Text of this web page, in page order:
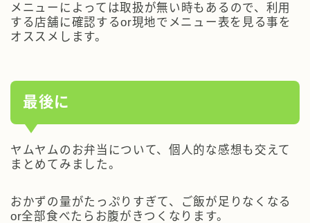
メニューによっては取扱が無い時もあるので、利用
する店舗に確認するor現地でメニュー表を見る事を
オススメします。
最後に
ヤムヤムのお弁当について、個人的な感想も交えて
まとめてみました。
おかずの量がたっぷりすぎて、ご飯が足りなくなる
or全部食べたらお腹がきつくなります。